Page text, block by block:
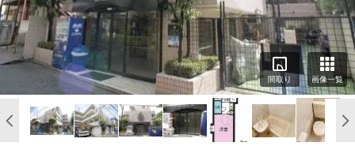
間取り 画像一覧